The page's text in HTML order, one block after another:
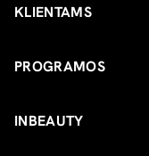
KLIENTAMS
PROGRAMOS
INBEAUTY